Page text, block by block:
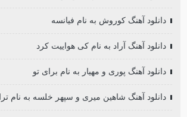
دانلود آهنگ کوروش به نام فیانسه
دانلود آهنگ آراد به نام کی هواییت کرد
دانلود آهنگ پوری و مهیار به نام برای تو
دانلود آهنگ شاهین میری و سپهر خلسه به نام